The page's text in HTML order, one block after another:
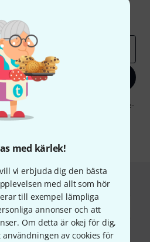
med kärlek!
vi erbjuda dig den bästa
med allt som hör
till exempel lämpliga
annonser och att
Om detta är okej för dig,
av cookies för
Insikter
dig nu
dig nu" samtycker jag till att ta emot e-
möjlig när som helst. Du finner mer
i vår
* Nödvändig